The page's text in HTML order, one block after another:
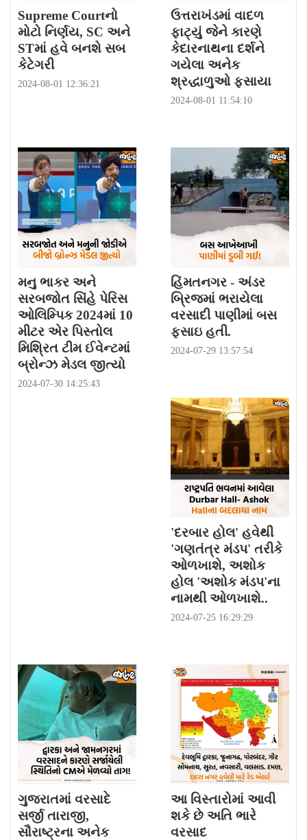
Supreme Courtનો
મોટો નિર્ણય, SC અને
STમાં હવે બનશે સબ
કેટેગરી
2024-08-01 12:36:21
ઉત્તરાખંડમાં વાદળ
ફાટ્યું જેને કારણે
કેદારનાથના દર્શને
ગયેલા અનેક
શ્રદ્ધાળુઓ ફસાયા
2024-08-01 11:54:10
મનુ ભાકર અને
સરબજોત સિંહે પેરિસ
ઓલિમ્પિક 2024માં 10
મીટર એર પિસ્તોલ
મિશ્રિત ટીમ ઈવેન્ટમાં
બ્રોન્ઝ મેડલ જીત્યો
2024-07-30 14:25:43
હિંમતનગર - અંડર
બ્રિજમાં ભરાયેલા
વરસાદી પાણીમાં બસ
ફસાઇ હતી.
2024-07-29 13:57:54
'દરબાર હોલ' હવેથી
'ગણતંત્ર મંડપ' તરીકે
ઓળખાશે, અશોક
હોલ 'અશોક મંડપ'ના
નામથી ઓળખાશે..
2024-07-25 16:29:29
ગુજરાતમાં વરસાદે
સર્જી તારાજી,
સૌરાષ્ટ્રના અનેક
આ વિસ્તારોમાં આવી
શકે છે અતિ ભારે
વરસાદ